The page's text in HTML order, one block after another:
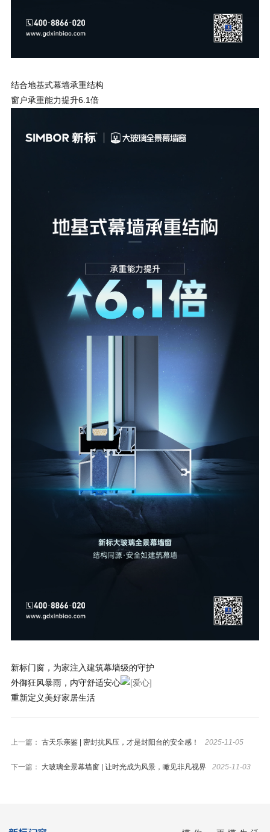
结合地基式幕墙承重结构
窗户承重能力提升6.1倍
新标门窗，为家注入建筑幕墙级的守护
外御狂风暴雨，内守舒适安心
重新定义美好家居生活
上一篇： 古天乐亲鉴 | 密封抗风压，才是封阳台的安全感！ 2025-11-05
下一篇： 大玻璃全景幕墙窗 | 让时光成为风景，瞰见非凡视界 2025-11-03